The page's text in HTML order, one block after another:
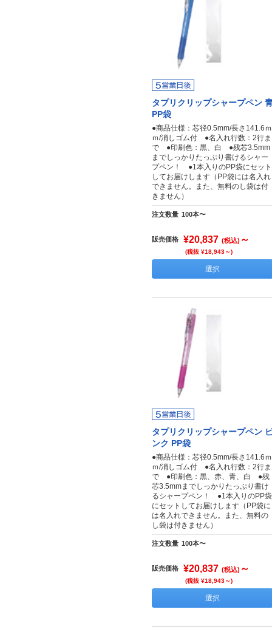
タプリクリップシャープペン
PP袋
●商品仕様：芯径0.5mm/長さ141.6ｍ
ｍ/消しゴム付 ●名入れ行数：2行ま
で ●印刷色：黒、白 ●残芯3.5mm
までしっかりたっぷり書けるシャー
プペン！ ●1本入りのPP袋にセット
してお届けします（PP袋には名入れ
できません。また、無料のし袋は付
きません）
注文数量 100本〜
販売価格 ¥20,837 (税込) ～
(税抜 ¥18,943～)
選択
タプリクリップシャープペン
ンク PP袋
●商品仕様：芯径0.5mm/長さ141.6ｍ
ｍ/消しゴム付 ●名入れ行数：2行ま
で ●印刷色：黒、赤、青、白 ●残
芯3.5mmまでしっかりたっぷり書け
るシャープペン！ ●1本入りのPP袋
にセットしてお届けします（PP袋に
は名入れできません。また、無料の
し袋は付きません）
注文数量 100本〜
販売価格 ¥20,837 (税込) ～
(税抜 ¥18,943～)
選択